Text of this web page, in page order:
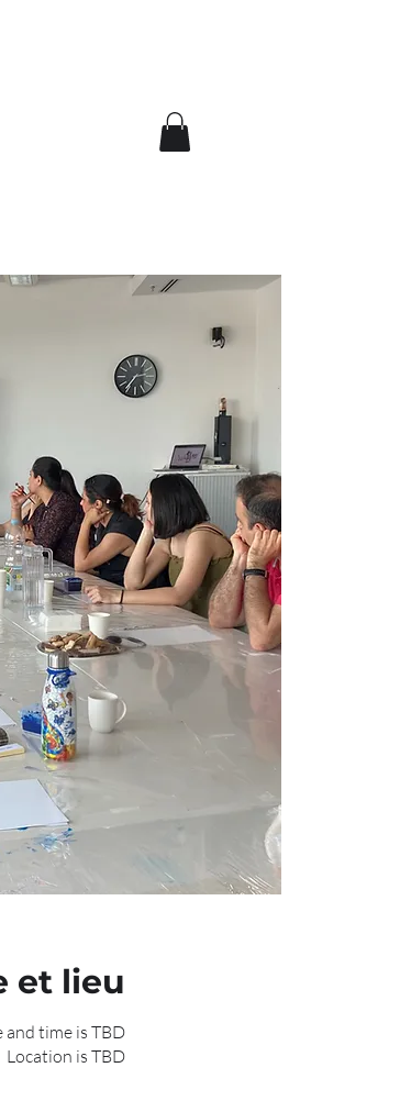
et lieu
and time is TBD
Location is TBD